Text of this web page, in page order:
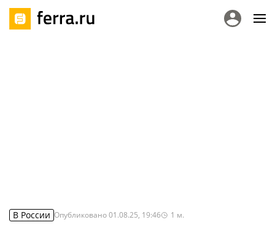
В России Опубликовано01.08.25, 19:46 1 м.